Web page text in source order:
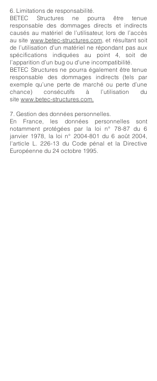
6. Limitations de responsabilité.
BETEC Structures ne pourra être tenue
responsable des dommages directs et indirects
causés au matériel de l’utilisateur, lors de l’accès
au site www.betec-structures.com, et résultant soit
de l’utilisation d’un matériel ne répondant pas aux
spécifications indiquées au point 4, soit de
l’apparition d’un bug ou d’une incompatibilité.
BETEC Structures ne pourra également être tenue
responsable des dommages indirects (tels par
exemple qu’une perte de marché ou perte d’une
chance) consécutifs à l’utilisation du
site www.betec-structures.com.
7. Gestion des données personnelles.
En France, les données personnelles sont
notamment protégées par la loi n° 78-87 du 6
janvier 1978, la loi n° 2004-801 du 6 août 2004,
l'article L. 226-13 du Code pénal et la Directive
Européenne du 24 octobre 1995.